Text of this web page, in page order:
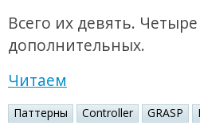
Всего их девять.
дополнительных.
Читаем
Паттерны Controller GRASP